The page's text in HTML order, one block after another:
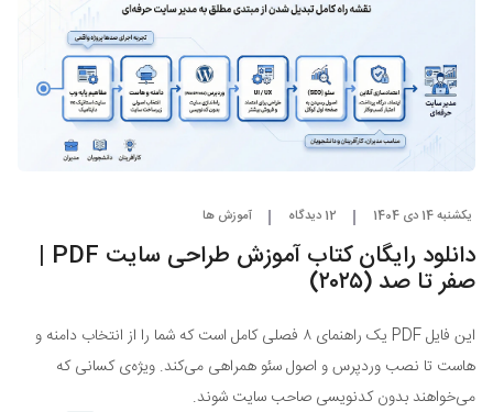
یکشنبه 14 دی 1404 12 دیدگاه آموزش ها
دانلود رایگان کتاب آموزش طراحی سایت PDF |
صفر تا صد (۲۰۲۵)
این فایل PDF یک راهنمای ۸ فصلی کامل است که شما را از انتخاب دامنه و
هاست تا نصب وردپرس و اصول سئو همراهی می‌کند. ویژه‌ی کسانی که
می‌خواهند بدون کدنویسی صاحب سایت شوند.